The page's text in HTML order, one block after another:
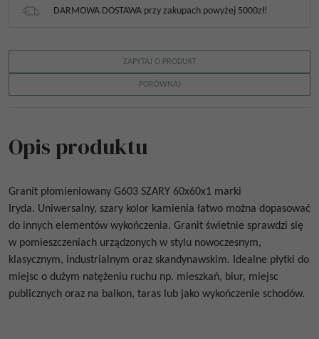
DARMOWA DOSTAWA przy zakupach powyżej 5000zł!
ZAPYTAJ O PRODUKT
PORÓWNAJ
Opis produktu
Granit płomieniowany G603 SZARY 60x60x1 marki
Iryda. Uniwersalny, szary kolor kamienia łatwo można dopasować
do innych elementów wykończenia. Granit świetnie sprawdzi się
w pomieszczeniach urządzonych w stylu nowoczesnym,
klasycznym, industrialnym oraz skandynawskim. Idealne płytki do
miejsc o dużym natężeniu ruchu np. mieszkań, biur, miejsc
publicznych oraz na balkon, taras lub jako wykończenie schodów.